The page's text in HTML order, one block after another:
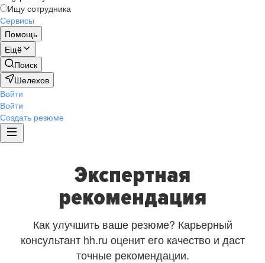
Ищу сотрудника
Сервисы
Помощь
Ещё
Поиск
Шелехов
Войти
Войти
Создать резюме
Экспертная
рекомендация
Как улучшить ваше резюме? Карьерный
консультант hh.ru оценит его качество и даст
точные рекомендации.